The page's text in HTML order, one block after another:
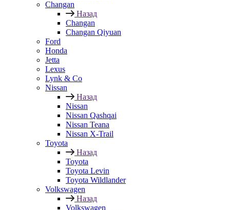
Changan
Назад
Changan
Changan Qiyuan
Ford
Honda
Jetta
Lexus
Lynk & Co
Nissan
Назад
Nissan
Nissan Qashqai
Nissan Teana
Nissan X-Trail
Toyota
Назад
Toyota
Toyota Levin
Toyota Wildlander
Volkswagen
Назад
Volkswagen